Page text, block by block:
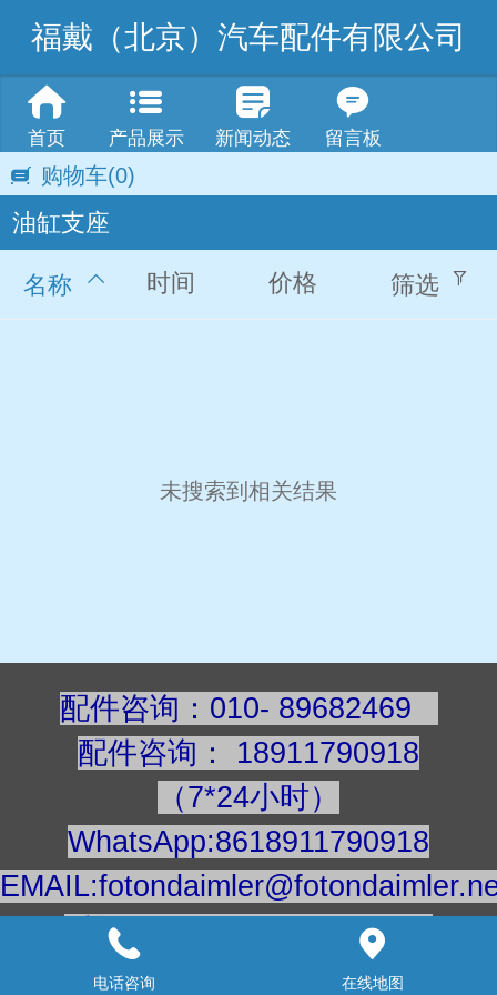
福戴（北京）汽车配件有限公司
首页 产品展示 新闻动态 留言板
购物车(0)
油缸支座
名称 时间 价格 筛选
未搜索到相关结果
配件咨询：010- 89682469
配件咨询 ： 18911790918
（7*24小时）
WhatsApp:8618911790918
手机/微信：18911790918
建议用电脑浏览更清楚
电话咨询 在线地图